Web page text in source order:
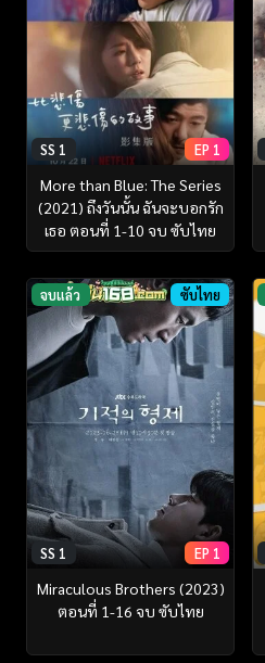
SS 1 EP 1
More than Blue: The Series
(2021) ถึงวันนั้น ฉันจะบอกรัก
เธอ ตอนที่ 1-10 จบ ซับไทย
จบแล้ว ซับไทย
SS 1 EP 1
Miraculous Brothers (2023)
ตอนที่ 1-16 จบ ซับไทย